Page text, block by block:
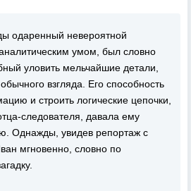
одаренный невероятной
умом, был словно
уловить мельчайшие детали,
взгляда. Его способность
и строить логические цепочки,
следователя, давала ему
Однажды, увидев репортаж с
мгновенно, словно по